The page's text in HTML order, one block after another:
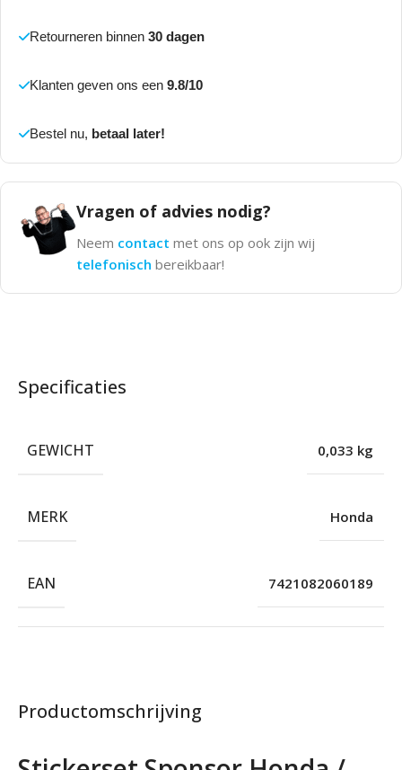
Retourneren binnen 30 dagen
Klanten geven ons een 9.8/10
Bestel nu, betaal later!
Vragen of advies nodig?
Neem contact met ons op ook zijn wij
telefonisch bereikbaar!
Productomschrijving
Specificaties
GEWICHT 0,033 kg
MERK Honda
EAN 7421082060189